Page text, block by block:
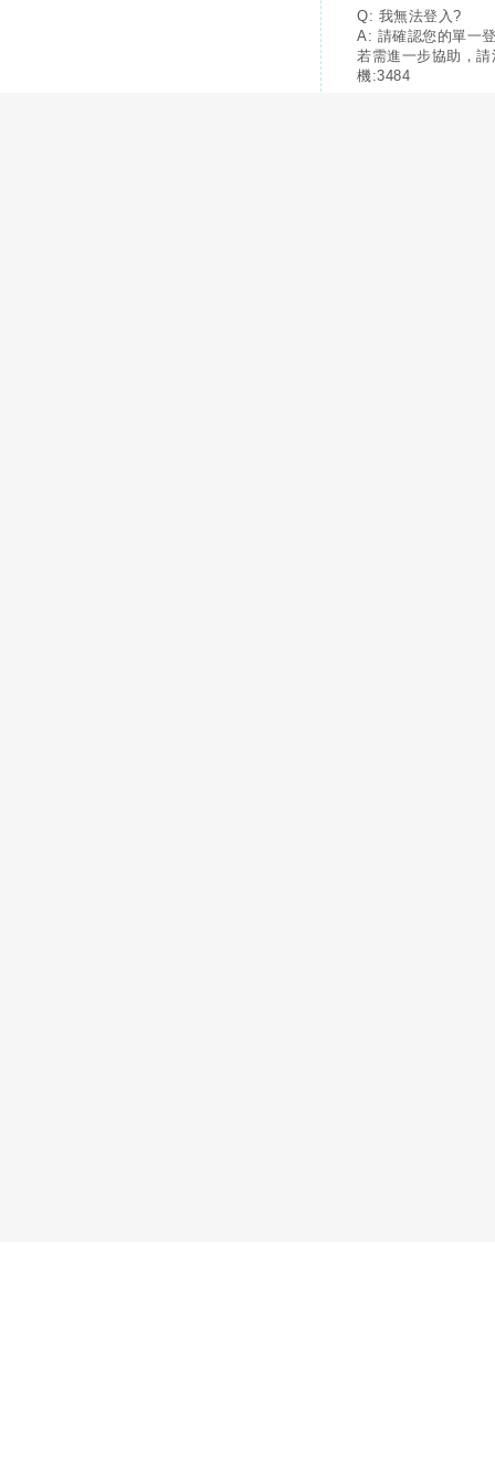
Q: 我無法登入?
A: 請確認您的單一
若需進一步協助，
機:3484